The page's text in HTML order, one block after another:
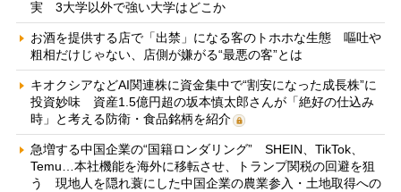
実 3大学以外で強い大学はどこか
お酒を提供する店で「出禁」になる客のトホホな生態 嘔吐や
粗相だけじゃない、店側が嫌がる“最悪の客”とは
キオクシアなどAI関連株に資金集中で“割安になった成長株”に
投資妙味 資産1.5億円超の坂本慎太郎さんが「絶好の仕込み
時」と考える防衛・食品銘柄を紹介
急増する中国企業の“国籍ロンダリング” SHEIN、TikTok、
Temu…本社機能を海外に移転させ、トランプ関税の回避を狙
う 現地人を隠れ蓑にした中国企業の農業参入・土地取得への